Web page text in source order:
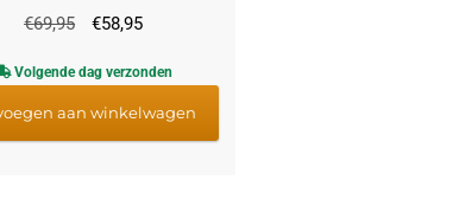
€69,95
Oorspronkelijke
was:
€69,95.
€58,95Huidige
is:
€58,95.
Volgende dag verzonden
aan winkelwagen